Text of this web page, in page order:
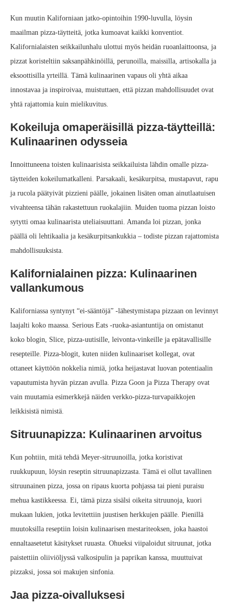
Kun muutin Kaliforniaan jatko-opintoihin 1990‑luvulla, löysin
maailman pizza-täytteitä, jotka kumoavat kaikki konventiot.
Kalifornialaisten seikkailunhalu ulottui myös heidän ruoanlaittoonsa, ja
pizzat koristeltiin saksanpähkinöillä, perunoilla, maissilla, artisokalla ja
eksoottisilla yrteillä. Tämä kulinaarinen vapaus oli yhtä aikaa
innostavaa ja inspiroivaa, muistuttaen, että pizzan mahdollisuudet ovat
yhtä rajattomia kuin mielikuvitus.
Kokeiluja omaperäisillä pizza-täytteillä:
Kulinaarinen odysseia
Innoittuneena toisten kulinaarisista seikkailuista lähdin omalle pizza-
täytteiden kokeilumatkalleni. Parsakaali, kesäkurpitsa, mustapavut, rapu
ja rucola päätyivät pizzieni päälle, jokainen lisäten oman ainutlaatuisen
vivahteensa tähän rakastettuun ruokalajiin. Muiden tuoma pizzan loisto
sytytti omaa kulinaarista uteliaisuuttani. Amanda loi pizzan, jonka
päällä oli lehtikaalia ja kesäkurpitsankukkia – todiste pizzan rajattomista
mahdollisuuksista.
Kalifornialainen pizza: Kulinaarinen
vallankumous
Kaliforniassa syntynyt “ei-sääntöjä” -lähestymistapa pizzaan on levinnyt
laajalti koko maassa. Serious Eats -ruoka‑asiantuntija on omistanut
koko blogin, Slice, pizza‑uutisille, leivonta‑vinkeille ja epätavallisille
resepteille. Pizza‑blogit, kuten niiden kulinaariset kollegat, ovat
ottaneet käyttöön nokkelia nimiä, jotka heijastavat luovan potentiaalin
vapautumista hyvän pizzan avulla. Pizza Goon ja Pizza Therapy ovat
vain muutamia esimerkkejä näiden verkko‑pizza‑turvapaikkojen
leikkisistä nimistä.
Sitruunapizza: Kulinaarinen arvoitus
Kun pohtiin, mitä tehdä Meyer-sitruunoilla, jotka koristivat
ruukkupuun, löysin reseptin sitruunapizzasta. Tämä ei ollut tavallinen
sitruunainen pizza, jossa on ripaus kuorta pohjassa tai pieni puraisu
mehua kastikkeessa. Ei, tämä pizza sisälsi oikeita sitruunoja, kuori
mukaan lukien, jotka levitettiin juustisen herkkujen päälle. Pienillä
muutoksilla reseptiin loisin kulinaarisen mestariteoksen, joka haastoi
ennalta­asetetut käsitykset ruuasta. Ohueksi viipaloidut sitruunat, jotka
paistettiin oliiviöljyssä valkosipulin ja paprikan kanssa, muuttuivat
pizzaksi, jossa soi makujen sinfonia.
Jaa pizza‑oivalluksesi